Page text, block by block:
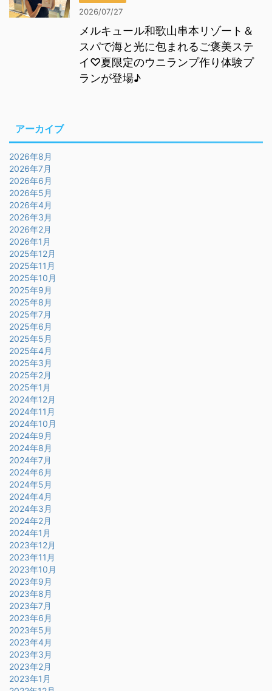
2026/07/27
メルキュール和歌山串本リゾート＆
スパで海と光に包まれるご褒美ステ
イ♡夏限定のウニランプ作り体験プ
ランが登場♪
アーカイブ
2026年8月
2026年7月
2026年6月
2026年5月
2026年4月
2026年3月
2026年2月
2026年1月
2025年12月
2025年11月
2025年10月
2025年9月
2025年8月
2025年7月
2025年6月
2025年5月
2025年4月
2025年3月
2025年2月
2025年1月
2024年12月
2024年11月
2024年10月
2024年9月
2024年8月
2024年7月
2024年6月
2024年5月
2024年4月
2024年3月
2024年2月
2024年1月
2023年12月
2023年11月
2023年10月
2023年9月
2023年8月
2023年7月
2023年6月
2023年5月
2023年4月
2023年3月
2023年2月
2023年1月